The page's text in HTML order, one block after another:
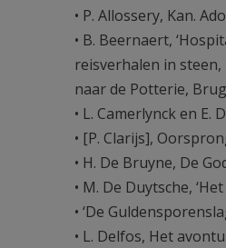
• P. Allossery, Kan.
• B. Beernaert,
reisverhalen in steen,
naar de Potterie,
• L. Camerlynck en
• [P. Clarijs],
• H. De Bruyne, De
• M. De Duytsche,
• ‘De
• L. Delfos, Het